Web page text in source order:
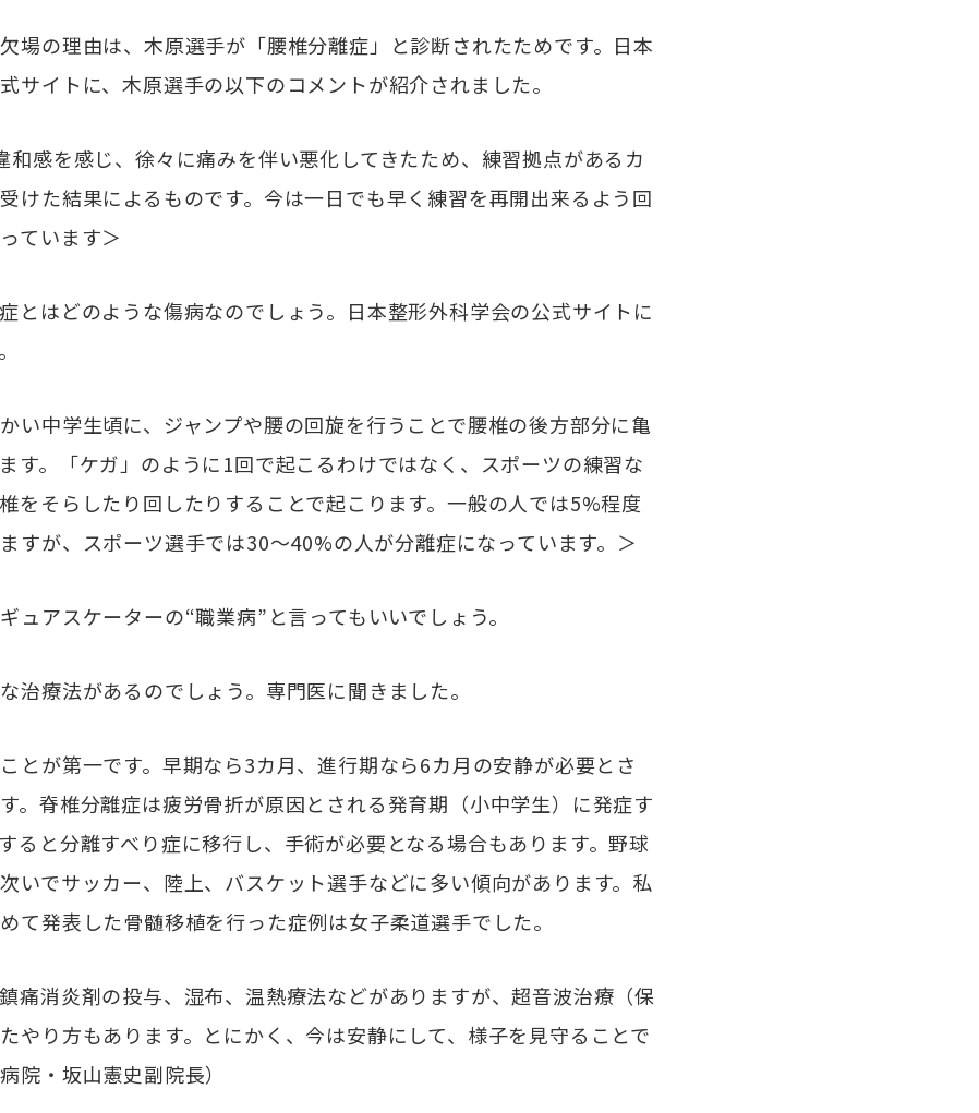
場の理由は、木原選手が「腰椎分離症」と診断されたためです。日本
サイトに、木原選手の以下のコメントが紹介されました。
和感を感じ、徐々に痛みを伴い悪化してきたため、練習拠点があるカ
けた結果によるものです。今は一日でも早く練習を再開出来るよう回
ています＞
とはどのような傷病なのでしょう。日本整形外科学会の公式サイトに
い中学生頃に、ジャンプや腰の回旋を行うことで腰椎の後方部分に亀
す。「ケガ」のように1回で起こるわけではなく、スポーツの練習な
をそらしたり回したりすることで起こります。一般の人では5%程度
すが、スポーツ選手では30～40%の人が分離症になっています。＞
ュアスケーターの“職業病”と言ってもいいでしょう。
治療法があるのでしょう。専門医に聞きました。
ことが第一です。早期なら3カ月、進行期なら6カ月の安静が必要とさ
。脊椎分離症は疲労骨折が原因とされる発育期（小中学生）に発症す
ると分離すべり症に移行し、手術が必要となる場合もあります。野球
いでサッカー、陸上、バスケット選手などに多い傾向があります。私
て発表した骨髄移植を行った症例は女子柔道選手でした。
痛消炎剤の投与、湿布、温熱療法などがありますが、超音波治療（保
やり方もあります。とにかく、今は安静にして、様子を見守ることで
院・坂山憲史副院長）